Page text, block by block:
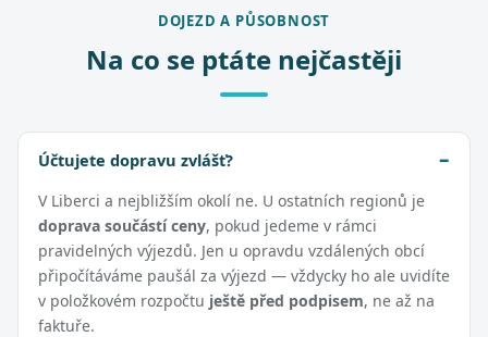
DOJEZD A PŮSOBNOST
Na co se ptáte nejčastěji
Účtujete dopravu zvlášť?
V Liberci a nejbližším okolí ne. U ostatních regionů je
doprava součástí ceny, pokud jedeme v rámci
pravidelných výjezdů. Jen u opravdu vzdálených obcí
připočítáváme paušál za výjezd — vždycky ho ale uvidíte
v položkovém rozpočtu ještě před podpisem, ne až na
faktuře.